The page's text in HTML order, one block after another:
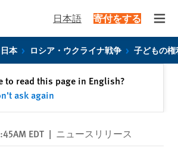
日本語 寄付をする
日本 ロシア・ウクライナ戦争 子どもの権
to read this page in English?
ask again
EDT | ニュースリリース